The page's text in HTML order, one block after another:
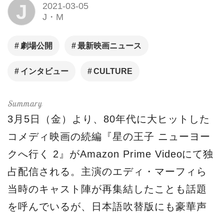
J
2021-03-05
J・M
劇場公開 最新映画ニュース
インタビュー CULTURE
3月5日（金）より、80年代に大ヒットした
コメディ映画の続編『星の王子 ニューヨー
クへ行く 2』がAmazon Prime Videoにて独
占配信される。主演のエディ・マーフィら
当時のキャスト陣が再集結したことも話題
を呼んでいるが、日本語吹替版にも豪華声